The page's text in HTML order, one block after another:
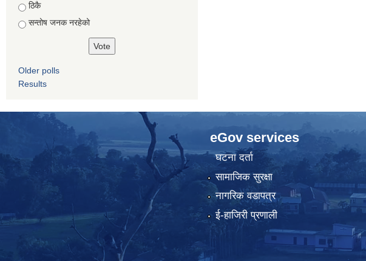
ठिकै
सन्तोष जनक नरहेको
Older polls
Results
eGov services
घटना दर्ता
सामाजिक सुरक्षा
नागरिक वडापत्र
ई-हाजिरी प्रणाली